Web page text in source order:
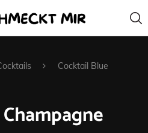
Cocktail Blue